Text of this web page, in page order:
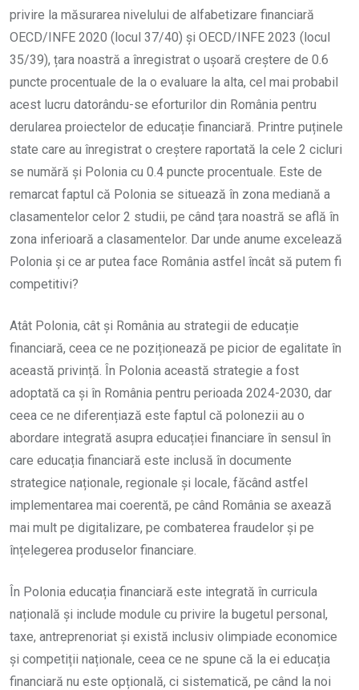
privire la măsurarea nivelului de alfabetizare financiară
OECD/INFE 2020 (locul 37/40) și OECD/INFE 2023 (locul
35/39), țara noastră a înregistrat o ușoară creștere de 0.6
puncte procentuale de la o evaluare la alta, cel mai probabil
acest lucru datorându-se eforturilor din România pentru
derularea proiectelor de educație financiară. Printre puținele
state care au înregistrat o creștere raportată la cele 2 cicluri
se numără și Polonia cu 0.4 puncte procentuale. Este de
remarcat faptul că Polonia se situează în zona mediană a
clasamentelor celor 2 studii, pe când țara noastră se află în
zona inferioară a clasamentelor. Dar unde anume excelează
Polonia și ce ar putea face România astfel încât să putem fi
competitivi?
Atât Polonia, cât și România au strategii de educație
financiară, ceea ce ne poziționează pe picior de egalitate în
această privință. În Polonia această strategie a fost
adoptată ca și în România pentru perioada 2024-2030, dar
ceea ce ne diferențiază este faptul că polonezii au o
abordare integrată asupra educației financiare în sensul în
care educația financiară este inclusă în documente
strategice naționale, regionale și locale, făcând astfel
implementarea mai coerentă, pe când România se axează
mai mult pe digitalizare, pe combaterea fraudelor și pe
înțelegerea produselor financiare.
În Polonia educația financiară este integrată în curricula
națională și include module cu privire la bugetul personal,
taxe, antreprenoriat și există inclusiv olimpiade economice
și competiții naționale, ceea ce ne spune că la ei educația
financiară nu este opțională, ci sistematică, pe când la noi